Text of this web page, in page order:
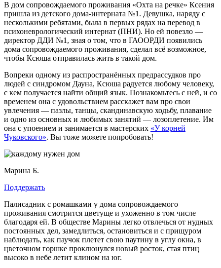
В дом сопровождаемого проживания «Охта на речке» Ксения
пришла из детского дома-интерната №1. Девушка, наряду с
несколькими ребятами, была в первых рядах на перевод в
психоневрологический интернат (ПНИ). Но ей повезло —
директор ДДИ №1, зная о том, что в ГАООРДИ появились
дома сопровождаемого проживания, сделал всё возможное,
чтобы Ксюша отправилась жить в такой дом.
Вопреки одному из распространённых предрассудков про
людей с синдромом Дауна, Ксюша радуется любому человеку,
с кем получается найти общий язык. Познакомьтесь с ней, и со
временем она с удовольствием расскажет вам про свои
увлечения — пазлы, танцы, скандинавскую ходьбу, плавание
и одно из основных и любимых занятий — лозоплетение. Им
она с упоением и занимается в мастерских «У корней
Чуковского». Вы тоже можете попробовать!
Марина Б.
Поддержать
Палисадник с ромашками у дома сопровождаемого
проживания смотрится цветуще и ухоженно в том числе
благодаря ей. В обществе Марины легко отвлечься от нудных
постоянных дел, замедлиться, остановиться и с прищуром
наблюдать, как паучок плетет свою паутину в углу окна, в
цветочном горшке проклюнулся новый росток, стая птиц
высоко в небе летит клином на юг.